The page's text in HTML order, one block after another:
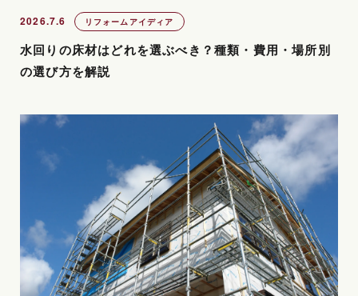
2026.7.6 リフォームアイディア
水回りの床材はどれを選ぶべき？種類・費用・場所別
の選び方を解説